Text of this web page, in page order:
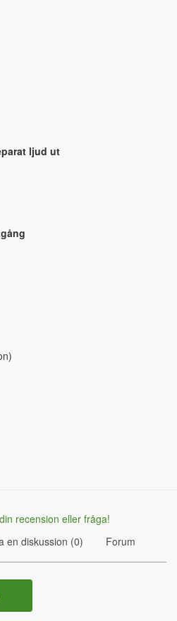
ljud ut
recension eller fråga!
en diskussion (0) Forum